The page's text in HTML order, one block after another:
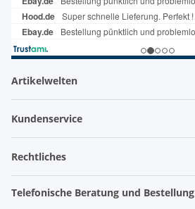
Artikelwelten
Kundenservice
Rechtliches
Telefonische Beratung und Bestellung